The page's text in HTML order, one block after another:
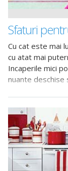
Sfaturi
Cu cat este mai
cu atat mai
Incaperile mici
nuante deschise